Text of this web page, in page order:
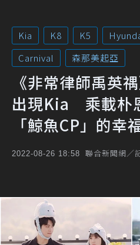
Kia K8 K5
Carnival
森那美起亞
《非常律師禹英
出現Kia 乘載朴
「鯨魚CP」的幸
2022-08-26 18:58 聯合新聞網／